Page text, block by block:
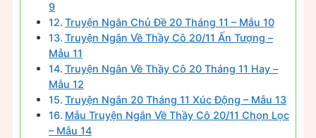
9
Truyện Ngắn Chủ Đề 20 Tháng 11 – Mẫu 10
Truyện Ngắn Về Thầy Cô 20/11 Ấn Tượng –
Mẫu 11
Truyện Ngắn Về Thầy Cô 20 Tháng 11 Hay –
Mẫu 12
Truyện Ngắn 20 Tháng 11 Xúc Động – Mẫu 13
Mẫu Truyện Ngắn Về Thầy Cô 20/11 Chọn Lọc
– Mẫu 14